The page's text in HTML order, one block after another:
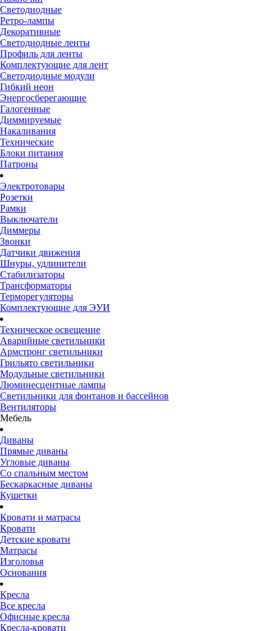
Светодиодные
Ретро-лампы
Декоративные
Светодиодные ленты
Профиль для ленты
Комплектующие для лент
Светодиодные модули
Гибкий неон
Энергосберегающие
Галогенные
Диммируемые
Накаливания
Технические
Блоки питания
Патроны
Электротовары
Розетки
Рамки
Выключатели
Диммеры
Звонки
Датчики движения
Шнуры, удлинители
Стабилизаторы
Трансформаторы
Терморегуляторы
Комплектующие для ЭУИ
Техническое освещение
Аварийные светильники
Армстронг светильники
Грильято светильники
Модульные светильники
Люминесцентные лампы
Светильники для фонтанов и бассейнов
Вентиляторы
Мебель
Диваны
Прямые диваны
Угловые диваны
Со спальным местом
Бескаркасные диваны
Кушетки
Кровати и матрасы
Кровати
Детские кровати
Матрасы
Изголовья
Основания
Кресла
Все кресла
Офисные кресла
Кресла-кровати